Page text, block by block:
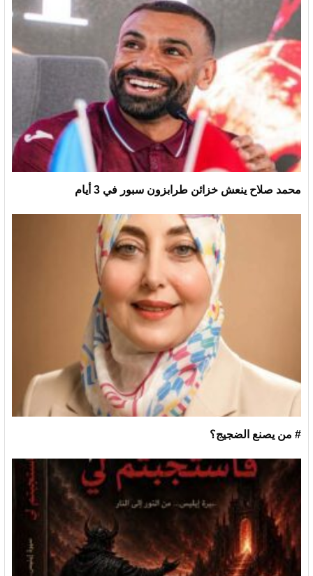
محمد صلاح ينعش خزائن طرابزون سبور في 3 أيام
# من يصنع الضجيج؟